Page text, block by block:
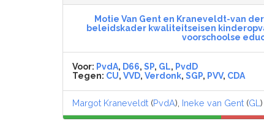
Motie Van Gent en Kraneveldt-van
beleidskader kwaliteitseisen
voorschoolse
Voor: PvdA, D66, SP, GL, PvdD
Tegen: CU, VVD, Verdonk, SGP, PVV, CDA
Margot Kraneveldt (PvdA), Ineke van Gent (GL )